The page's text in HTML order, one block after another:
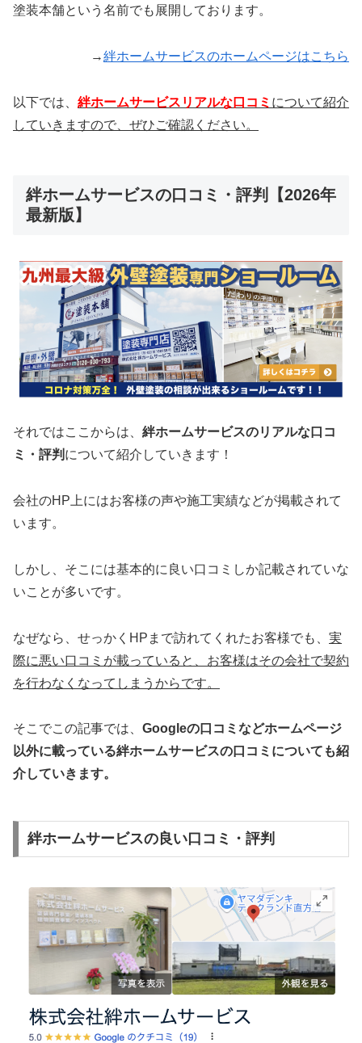
塗装本舗という名前でも展開しております。
→絆ホームサービスのホームページはこちら
以下では、 絆ホームサービスリアルな口コミ について紹介
していきますので、ぜひご確認ください。
絆ホームサービスの口コミ・評判【2026年
最新版】
それではここからは、 絆ホームサービスのリアルな口コ
ミ・評判 について紹介していきます！
会社のHP上にはお客様の声や施工実績などが掲載されて
います。
しかし、そこには基本的に良い口コミしか記載されていな
いことが多いです。
なぜなら、せっかくHPまで訪れてくれたお客様でも、 実
際に悪い口コミが載っていると、お客様はその会社で契約
を行わなくなってしまうからです。
そこでこの記事では、 Googleの口コミなどホームページ
以外に載っている絆ホームサービスの口コミについても紹
介していきます。
絆ホームサービスの良い口コミ・評判